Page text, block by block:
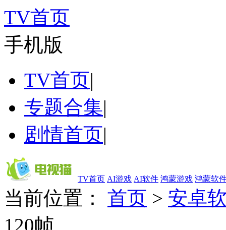
TV首页
手机版
TV首页|
专题合集|
剧情首页|
TV首页 AI游戏 AI软件 鸿蒙游戏 鸿蒙软
当前位置： 首页 > 安卓
120帧